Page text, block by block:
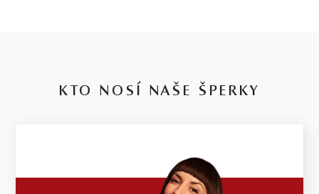
KTO NOSÍ NAŠE ŠPERKY